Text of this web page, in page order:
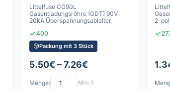
Littelfuse CG90L
Gasentladungsröhre (GDT) 90V
20kA Überspannungsableiter
400
Packung mit 3 Stück
5.50€ – 7.26€
Menge: Min: 1
2-